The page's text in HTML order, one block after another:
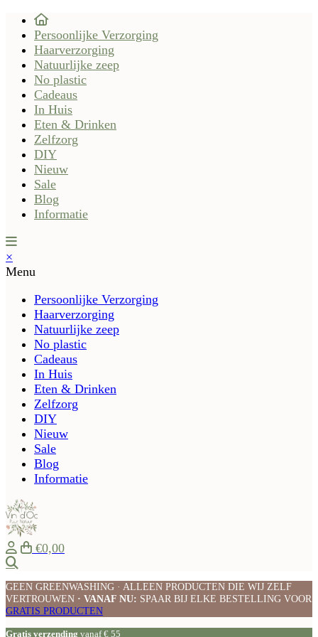
Persoonlijke Verzorging
Haarverzorging
Natuurlijke zeep
No plastic
Cadeaus
In Huis
Eten & Drinken
Zelfzorg
DIY
Nieuw
Sale
Blog
Informatie
×
Menu
Persoonlijke Verzorging
Haarverzorging
Natuurlijke zeep
No plastic
Cadeaus
In Huis
Eten & Drinken
Zelfzorg
DIY
Nieuw
Sale
Blog
Informatie
€0,00
GEEN GREENWASHING · ALLEEN PRODUCTEN DIE WIJ ZELF
VERTROUWEN · VANAF NU: SPAAR BIJ ELKE BESTELLING VOOR
GRATIS PRODUCTEN
Gratis verzending vanaf € 55